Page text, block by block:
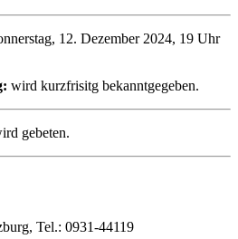
12. Dezember 2024, 19 Uhr
wird kurzfrisitg bekanntgegeben.
gebeten.
Tel.: 0931-44119